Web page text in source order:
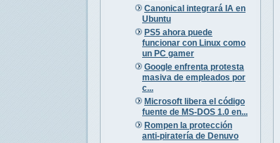
Canonical integrará IA en
Ubuntu
PS5 ahora puede
funcionar con Linux como
un PC gamer
Google enfrenta protesta
masiva de empleados por
c...
Microsoft libera el código
fuente de MS-DOS 1.0 en...
Rompen la protección
anti-piratería de Denuvo